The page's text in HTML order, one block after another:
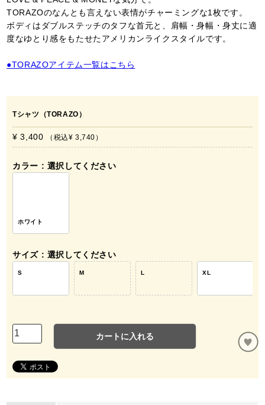
TORAZOのなんとも言えない表情がチャーミングな1枚です。
ボディはダブルステッチのタフな首元と、肩幅・身幅・身丈に適
度なゆとり感をもたせたアメリカンライクスタイルです。
●TORAZOアイテム一覧はこちら
Tシャツ（TORAZO）
¥ 3,400 税込¥ 3,740
カラー 選択してください
ホワイト
サイズ 選択してください
S M L XL
カートに入れる